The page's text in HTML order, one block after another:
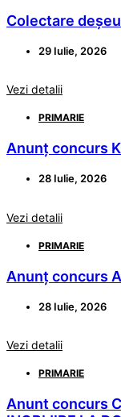
Colectare
29 Iulie, 2026
Vezi detalii
PRIMARIE
Anunț concurs
28 Iulie, 2026
Vezi detalii
PRIMARIE
Anunț concurs
28 Iulie, 2026
Vezi detalii
PRIMARIE
Anunt concurs